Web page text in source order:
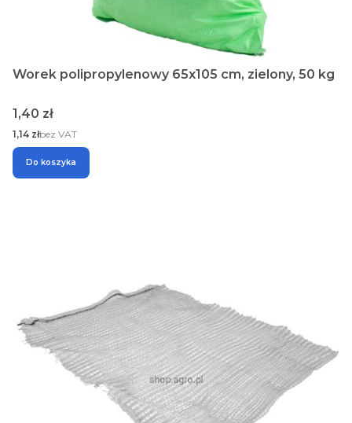
Worek polipropylenowy 65x105 cm, zielony, 50 kg
Cena
1,40 zł
Cena
1,14 złbez VAT
Do koszyka